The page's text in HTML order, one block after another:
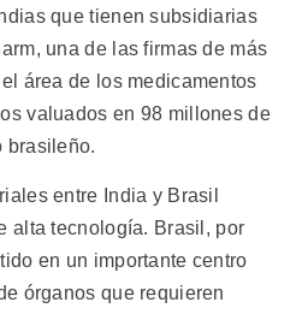
que tienen subsidiarias
una de las firmas de más
área de los medicamentos
valuados en 98 millones de
brasileño.
entre India y Brasil
alta tecnología. Brasil, por
en un importante centro
órganos que requieren